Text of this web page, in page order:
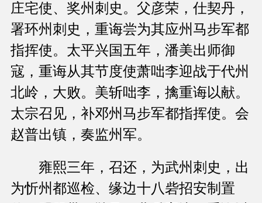
庄宅使、奖州刺史。父彦荣，仕契丹，
署环州刺史，重诲尝为其应州马步军都
指挥使。太平兴国五年，潘美出师御
寇，重诲从其节度使萧咄李迎战于代州
北岭，大败。美斩咄李，擒重诲以献。
太宗召见，补邓州马步军都指挥使。会
赵普出镇，奏监州军。
雍熙三年，召还，为武州刺史，出
为忻州都巡检、缘边十八砦招安制置